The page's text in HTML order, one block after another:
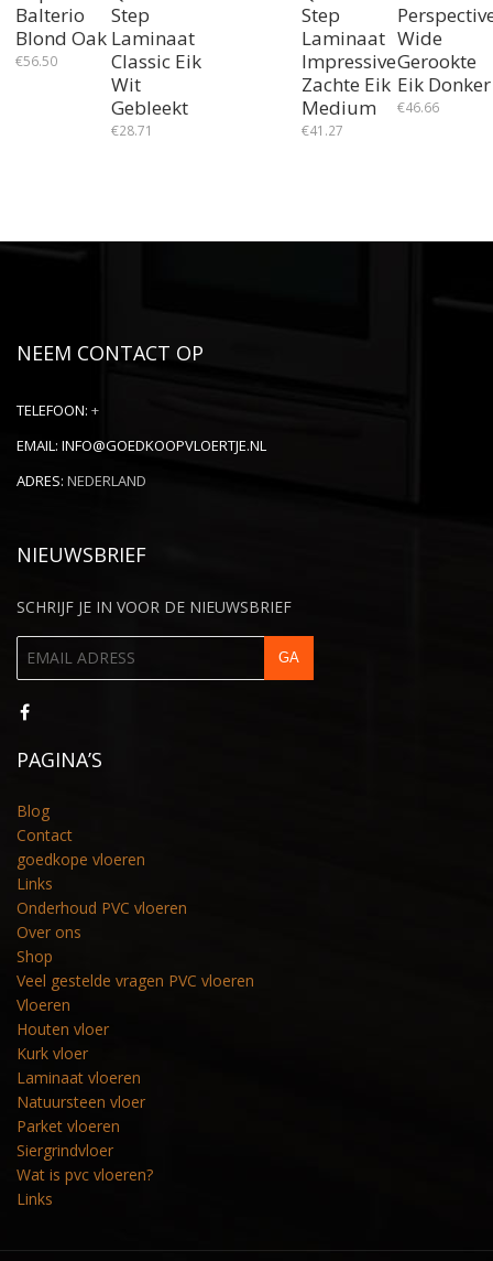
Balterio
Blond Oak
€56.50
Wide
Gerookte
Eik Donker
€46.66
Step
Laminaat
Classic Eik
Wit
Gebleekt
€28.71
Step
Laminaat
Impressive
Zachte Eik
Medium
€41.27
NEEM CONTACT OP
TELEFOON: +
EMAIL: INFO@GOEDKOOPVLOERTJE.NL
ADRES: NEDERLAND
NIEUWSBRIEF
SCHRIJF JE IN VOOR DE NIEUWSBRIEF
PAGINA’S
Blog
Contact
goedkope vloeren
Links
Onderhoud PVC vloeren
Over ons
Shop
Veel gestelde vragen PVC vloeren
Vloeren
Houten vloer
Kurk vloer
Laminaat vloeren
Natuursteen vloer
Parket vloeren
Siergrindvloer
Wat is pvc vloeren?
Links